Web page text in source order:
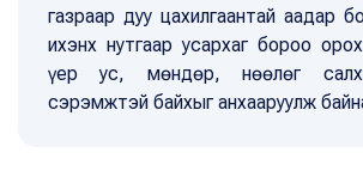
газраар дуу цахилгаантай аадар
ихэнх нутгаар усархаг бороо
үер ус, мөндөр, нөөлөг
сэрэмжтэй байхыг aнхааруулж